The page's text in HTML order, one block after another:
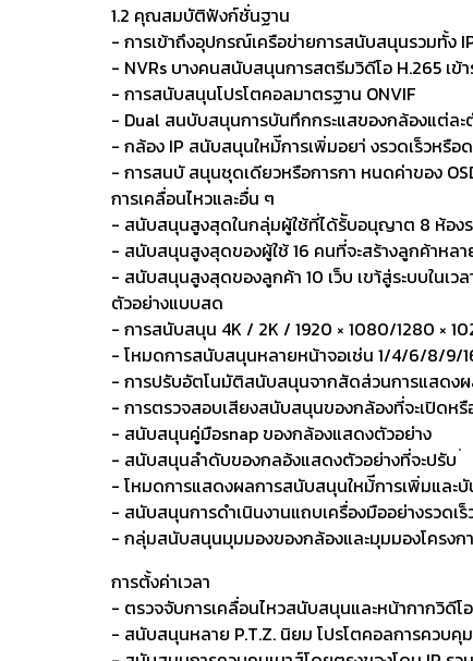
1.2 คุณสมบัติฟังก์ชั่นฐาน
- การเข้าถึงอุปกรณ์เครือข่ายการสนับสนุนรวมทั้ง
- NVRs บางคนสนับสนุนการสตรีมวิดีโอ H.265 เข้
- การสนับสนุนโปรโตคอลมาตรฐาน ONVIF
- Dual สนบับสนุนการบันทึกกระแสของกล้องแต่ละ
- กล้อง IP สนับสนุนใหม้ีการเพิ่มอยา่ งรวดเร็วหรือ
- การสนบั สนุนชุดเดียวหรือการกา หนดค่าของ
การเคลื่อนไหวและอื่น ๆ
- สนับสนุนสูงสุดในกลุ่มผู้ใช้ที่ได้ร้ับอนุญาต 8 ห้อง
- สนับสนุนสูงสุดของผู้ใช้ 16 คนที่จะสร้างลูกค้าหลา
- สนับสนุนสูงสุดของลูกค้า 10 เว็บ เขา้สู่ระบบในเว
ตัวอย่างแบบสด
- การสนับสนุน 4K / 2K / 1920 × 1080/1280 ×
- โหมดการสนับสนุนหลายหน้าจอเช่น 1/4/6/8/9/
- การปรับอัตโนมัติสนับสนุนจากสัดส่วนการแสดง
- การตรวจสอบเสียงสนับสนุนของกล้องที่จะเปิดห
- สนับสนุนคู่มือsnap ของกล้องแสดงตัวอย่าง
- สนับสนุนลำดับของกลอ้งแสดงตัวอย่างที่จะปรับ ่
- โหมดการแสดงผลการสนับสนุนใหม้ีการเพิ่มและ
- สนับสนุนการดำเนินงานแถบเครื่องมืออย่างรวดเ
- กลุ่มสนับสนุนมุมมองของกล้องและมุมมองโครงก
การต้้งค่าเวลา
- ตรวจจับการเคลื่อนไหวสนับสนุนและหน้ากากวิดีโอ
- สนับสนุนหลาย P.T.Z. นิยม โปรโตคอลการควบคุ